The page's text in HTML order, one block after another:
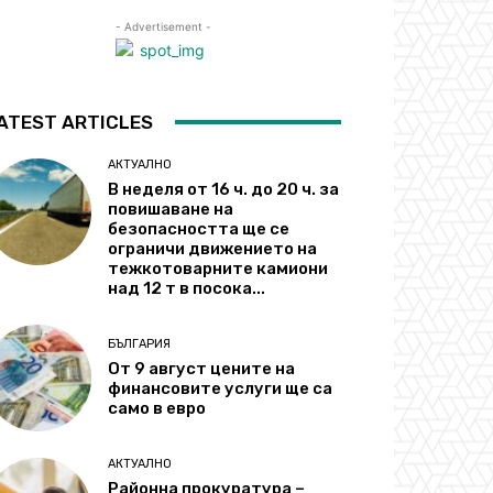
- Advertisement -
ARTICLES
АКТУАЛНО
В неделя от 16 ч. до 20 ч. за
повишаване на
безопасността ще се
ограничи движението на
тежкотоварните камиони
над 12 т в посока...
БЪЛГАРИЯ
От 9 август цените на
финансовите услуги ще са
само в евро
АКТУАЛНО
Районна прокуратура –